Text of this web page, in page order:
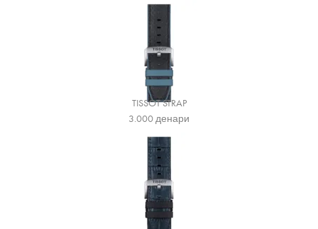
TISSOT STRAP
3.000денари